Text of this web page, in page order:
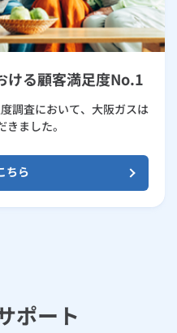
ける顧客満足度No.1
調査において、大阪ガスは
ました。
ちら
ポート